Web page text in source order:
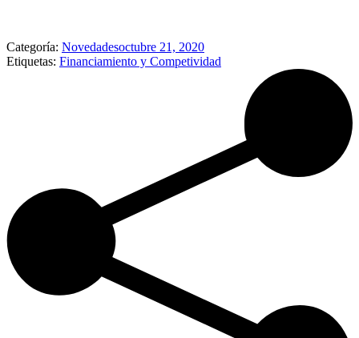
Categoría: Novedadesoctubre 21, 2020
Etiquetas: Financiamiento y Competividad